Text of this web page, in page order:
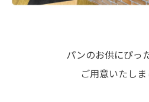
パンのお供にぴっ
ご用意いたし